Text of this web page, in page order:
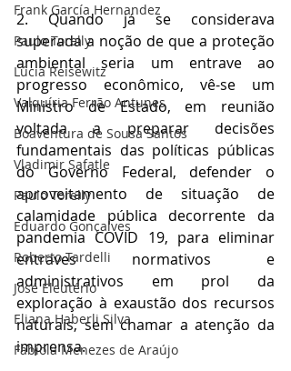
Frank García Hernandez
Paulo Torelly
Lúcia Reisewitz
Valquíria Ferrão Antunes
Boaventura de Sousa Santos
Vladimir Safatle
Paulo Torelly
Eduardo Gonçalves
Roberto Tardelli
José Eleutério
Eliana Haberli Silva
Fabíola Menezes de Araújo
2. Quando já se considerava
superada a noção de que a proteção
ambiental seria um entrave ao
progresso econômico, vê-se um
Ministro de Estado, em reunião
voltada a preparar decisões
fundamentais das políticas públicas
do Governo Federal, defender o
aproveitamento de situação de
calamidade pública decorrente da
pandemia COVID 19, para eliminar
entraves normativos e
administrativos em prol da
exploração à exaustão dos recursos
naturais, sem chamar a atenção da
imprensa.